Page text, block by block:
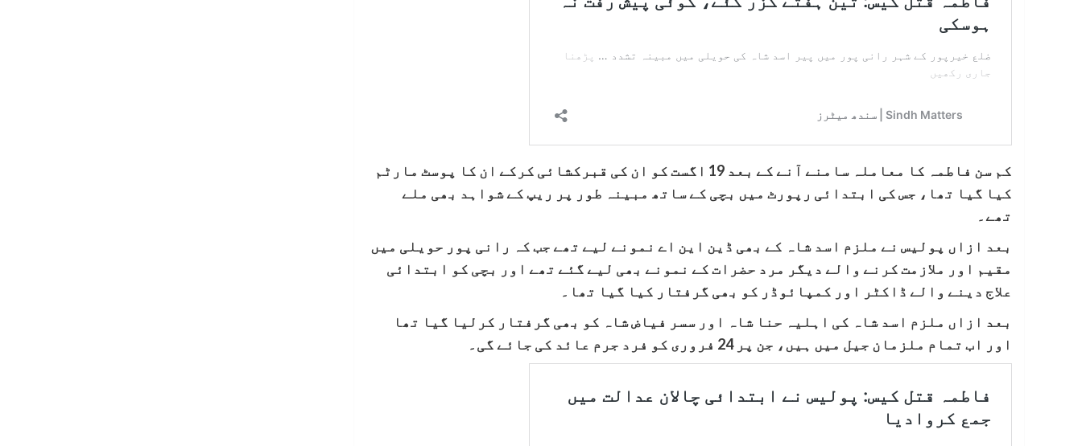
کم سن فاطمہ کا معاملہ سامنے آنے کے بعد 19 اگست کو ان کی قبرکشائی کرکے ان کا پوسٹ مارٹم
کیا گیا تھا، جس کی ابتدائی رپورٹ میں بچی کے ساتھ مبینہ طور پر ریپ کے شواہد بھی ملے
تھے۔
بعد ازاں پولیس نے ملزم اسد شاہ کے بھی ڈین این اے نمونے لیے تھے جب کہ رانی پور حویلی میں
مقیم اور ملازمت کرنے والے دیگر مرد حضرات کے نمونے بھی لیے گئے تھے اور بچی کو ابتدائی
علاج دینے والے ڈاکٹر اور کمپائوڈر کو بھی گرفتار کیا گیا تھا۔
بعد ازاں ملزم اسد شاہ کی اہلیہ حنا شاہ اور سسر فیاض شاہ کو بھی گرفتار کرلیا گیا تھا
اور اب تمام ملزمان جیل میں ہیں، جن پر 24 فروری کو فرد جرم عائد کی جائے گی۔